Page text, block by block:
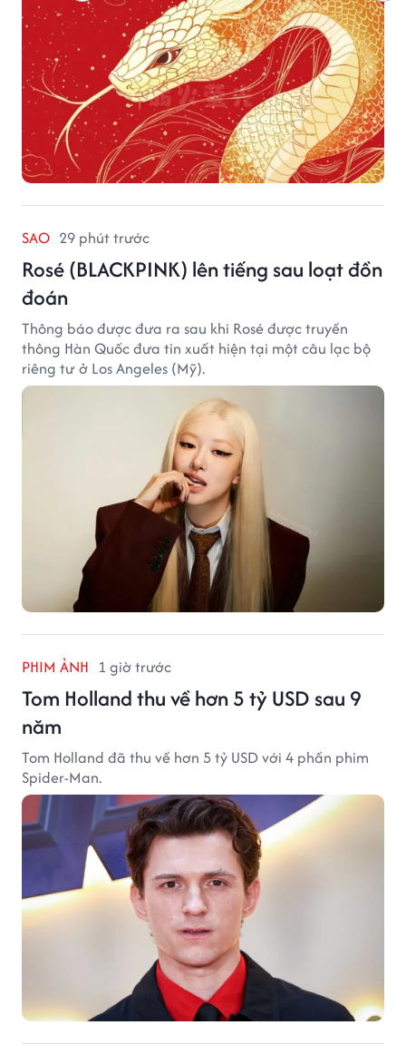
SAO 29 phút trước
Rosé (BLACKPINK) lên tiếng sau loạt đồn
đoán
Thông báo được đưa ra sau khi Rosé được truyền
thông Hàn Quốc đưa tin xuất hiện tại một câu lạc bộ
riêng tư ở Los Angeles (Mỹ).
PHIM ẢNH 1 giờ trước
Tom Holland thu về hơn 5 tỷ USD sau 9
năm
Tom Holland đã thu về hơn 5 tỷ USD với 4 phần phim
Spider-Man.